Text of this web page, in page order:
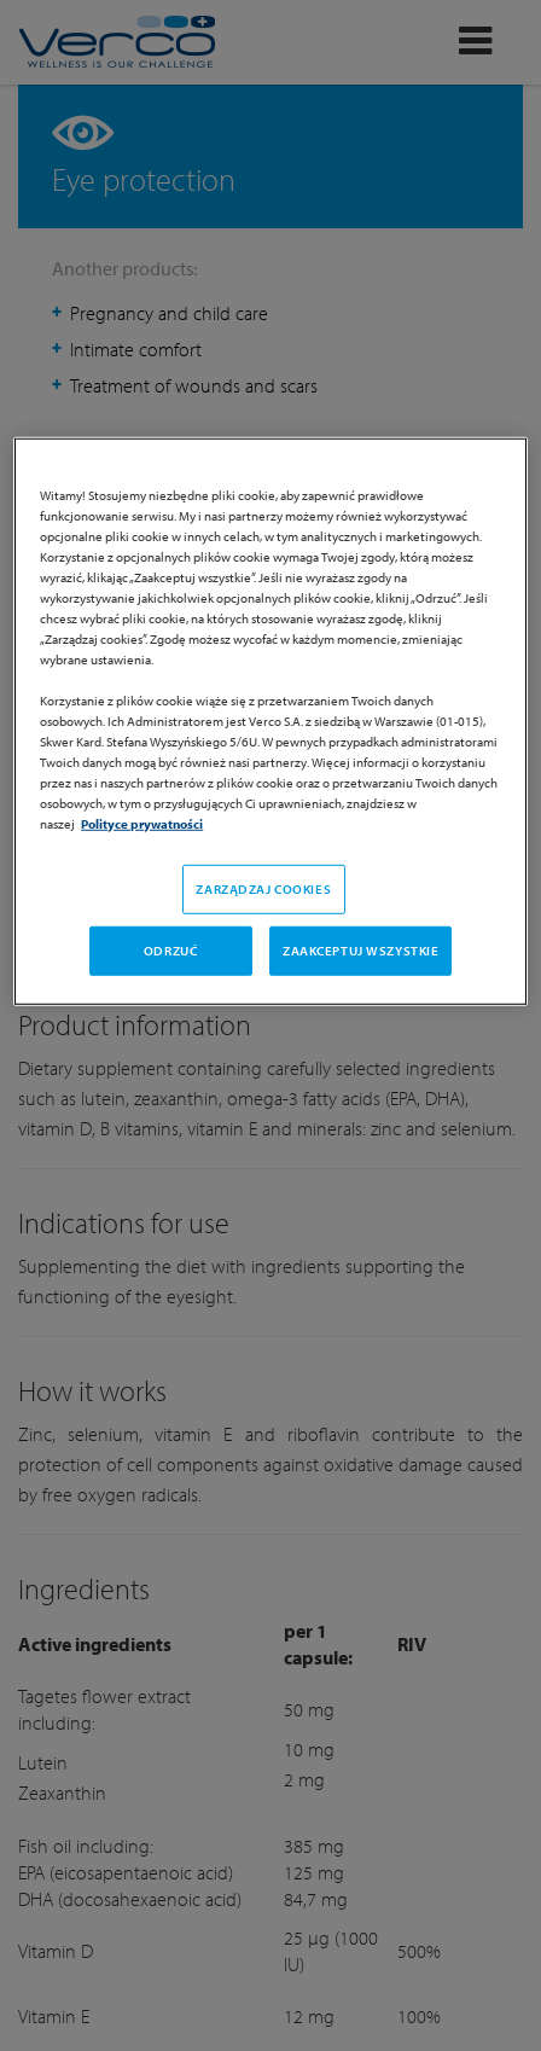
Eye protection
Another products:
Pregnancy and child care
Intimate comfort
Treatment of wounds and scars
Maculoft
Dietary supplement
Recommended amount of protection D throughout the
year [1]
Rich composition enclosed in packaging: lutein and
zeaxanthin in 5: 1, a set of batteries and microelements
with an antioxidant environment, a set of B vitamins
A small and effective capsule to swallow - once a day
Product information
Dietary supplement containing carefully selected ingredients
such as lutein, zeaxanthin, omega-3 fatty acids (EPA, DHA),
vitamin D, B vitamins, vitamin E and minerals: zinc and selenium.
Indications for use
Supplementing the diet with ingredients supporting the
functioning of the eyesight.
How it works
Zinc, selenium, vitamin E and riboflavin contribute to the
protection of cell components against oxidative damage caused
by free oxygen radicals.
Ingredients
Active ingredients
per 1
capsule:
RIV
Tagetes flower extract
including:
Lutein
Zeaxanthin
50 mg
10 mg
2 mg
Fish oil including:
EPA (eicosapentaenoic acid)
DHA (docosahexaenoic acid)
385 mg
125 mg
84,7 mg
Vitamin D
25 µg (1000
IU)
500%
Vitamin E 12 mg 100%
Witamy! Stosujemy niezbędne pliki cookie, aby zapewnić prawidłowe
funkcjonowanie serwisu. My i nasi partnerzy możemy również wykorzystywać
opcjonalne pliki cookie w innych celach, w tym analitycznych i marketingowych.
Korzystanie z opcjonalnych plików cookie wymaga Twojej zgody, którą możesz
wyrazić, klikając „Zaakceptuj wszystkie”. Jeśli nie wyrażasz zgody na
wykorzystywanie jakichkolwiek opcjonalnych plików cookie, kliknij „Odrzuć”. Jeśli
chcesz wybrać pliki cookie, na których stosowanie wyrażasz zgodę, kliknij
„Zarządzaj cookies”. Zgodę możesz wycofać w każdym momencie, zmieniając
wybrane ustawienia.
Korzystanie z plików cookie wiąże się z przetwarzaniem Twoich danych
osobowych. Ich Administratorem jest Verco S.A. z siedzibą w Warszawie (01-015),
Skwer Kard. Stefana Wyszyńskiego 5/6U. W pewnych przypadkach administratorami
Twoich danych mogą być również nasi partnerzy. Więcej informacji o korzystaniu
przez nas i naszych partnerów z plików cookie oraz o przetwarzaniu Twoich danych
osobowych, w tym o przysługujących Ci uprawnieniach, znajdziesz w
naszej Polityce prywatności
ZARZĄDZAJ COOKIES
ODRZUĆ ZAAKCEPTUJ WSZYSTKIE